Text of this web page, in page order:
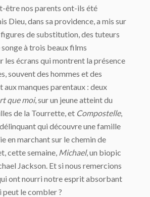
être nos parents ont-ils été
Dieu, dans sa providence, a mis sur
de substitution, des tuteurs
songe à trois beaux films
les écrans qui montrent la présence
souvent des hommes et des
aux manques parentaux : deux
que moi, sur un jeune atteint du
de la Tourrette, et Compostelle,
qui découvre une famille
en marchant sur le chemin de
cette semaine, Michael, un biopic
Jackson. Et si nous remercions
ont nourri notre esprit absorbant
peut le combler ?